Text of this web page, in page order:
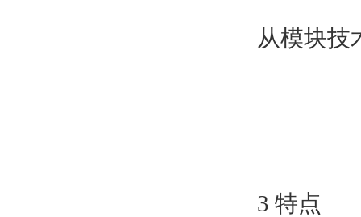
从模块技
3 特点